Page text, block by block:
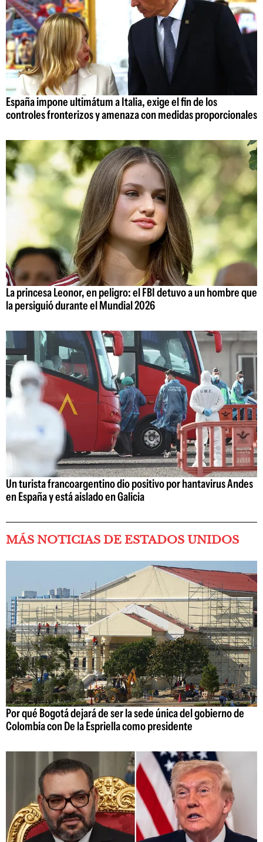
España impone ultimátum a Italia, exige el fin de los
controles fronterizos y amenaza con medidas proporcionales
La princesa Leonor, en peligro: el FBI detuvo a un hombre que
la persiguió durante el Mundial 2026
Un turista francoargentino dio positivo por hantavirus Andes
en España y está aislado en Galicia
MÁS NOTICIAS DE ESTADOS UNIDOS
Por qué Bogotá dejará de ser la sede única del gobierno de
Colombia con De la Espriella como presidente